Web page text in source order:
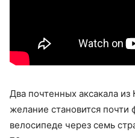
Два почтенных аксакала
желание становится почти
велосипеде через семь